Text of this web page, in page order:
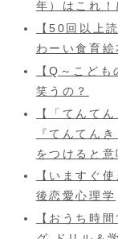
年）はこれ
【50回以上
わーい食育
【Q～こど
笑うの？
【「てんて
『てんてん
をつけると
【いますぐ
後恋愛心理学
【おうち時